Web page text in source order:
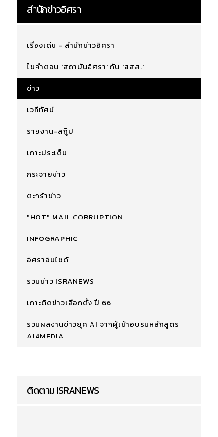
สำนักข่าวอิศรา
เรื่องเด่น - สำนักข่าวอิศรา
ไขคำตอบ 'สถาบันอิศรา' กับ 'สสส.'
ข่าว
เวทีทัศน์
รายงาน-สกู๊ป
เกาะประเด็น
กระจายข่าว
ตะกร้าข่าว
"HOT" MAIL CORRUPTION
INFOGRAPHIC
อิศราอินไซด์
รวมข่าว ISRANEWS
เกาะติดข่าวเลือกตั้ง ปี 66
รวมผลงานข่าวยุค AI จากผู้เข้าอบรมหลักสูตร
AI4MEDIA
ติดตาม ISRANEWS